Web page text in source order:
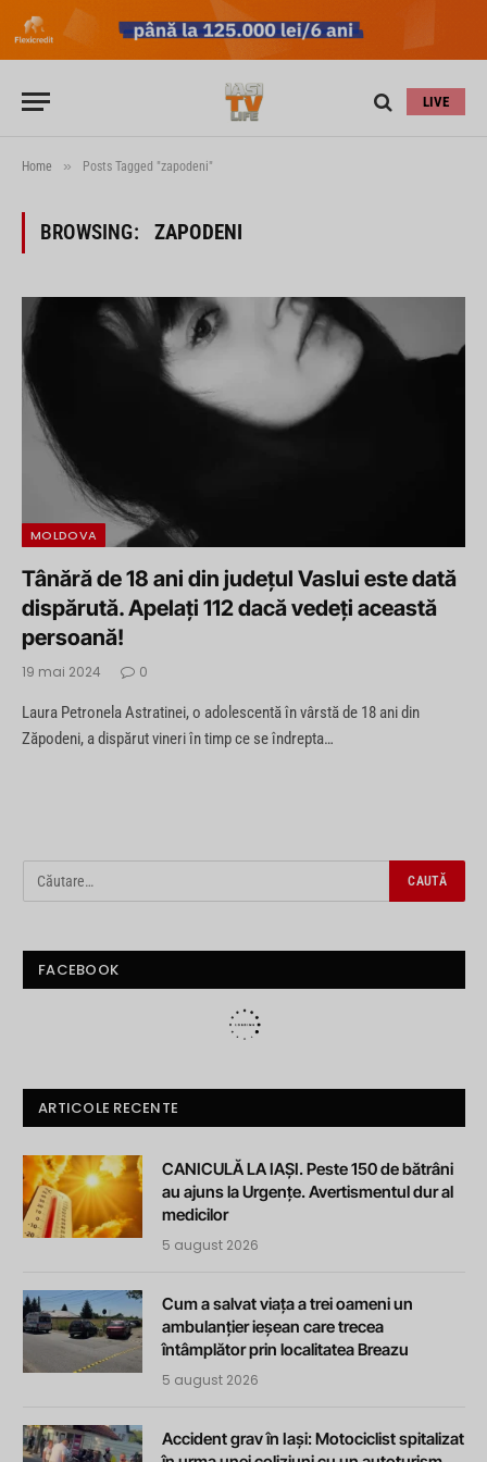
LIVE
Home » Posts Tagged "zapodeni"
BROWSING: ZAPODENI
MOLDOVA
Tânără de 18 ani din județul Vaslui este dată
dispărută. Apelați 112 dacă vedeți această
persoană!
19 mai 2024 0
Laura Petronela Astratinei, o adolescentă în vârstă de 18 ani din
Zăpodeni, a dispărut vineri în timp ce se îndrepta…
FACEBOOK
ARTICOLE RECENTE
CANICULĂ LA IAȘI. Peste 150 de bătrâni
au ajuns la Urgențe. Avertismentul dur al
medicilor
5 august 2026
Cum a salvat viața a trei oameni un
ambulanțier ieșean care trecea
întâmplător prin localitatea Breazu
5 august 2026
Accident grav în Iași: Motociclist spitalizat